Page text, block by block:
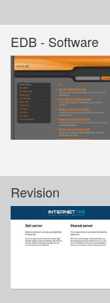
EDB - Software
Revision